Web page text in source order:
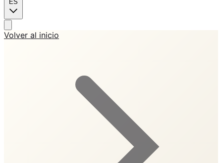
ES
Volver al inicio